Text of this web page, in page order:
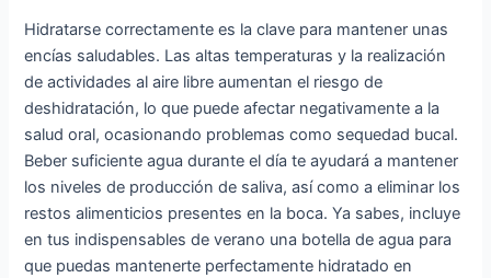
Hidratarse correctamente es la clave para mantener unas
encías saludables. Las altas temperaturas y la realización
de actividades al aire libre aumentan el riesgo de
deshidratación, lo que puede afectar negativamente a la
salud oral, ocasionando problemas como sequedad bucal.
Beber suficiente agua durante el día te ayudará a mantener
los niveles de producción de saliva, así como a eliminar los
restos alimenticios presentes en la boca. Ya sabes, incluye
en tus indispensables de verano una botella de agua para
que puedas mantenerte perfectamente hidratado en